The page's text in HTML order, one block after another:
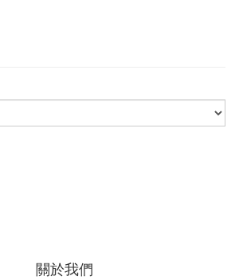
關於我們